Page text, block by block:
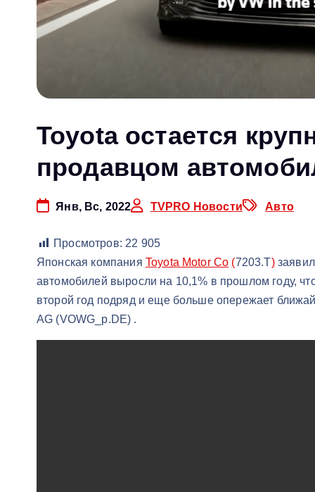
Toyota остается
продавцом
Янв, Вс, 2022 TVPRO Новости Авто
Просмотров: 22 905
Японская компания Toyota Motor Co (7203.T)
автомобилей выросли на 10,1% в прошлом году,
второй год подряд и еще больше опережает
AG (VOWG_p.DE) .